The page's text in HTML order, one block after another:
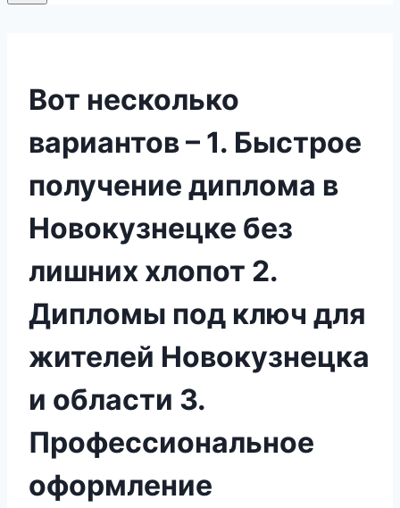
Вот несколько
вариантов – 1. Быстрое
получение диплома в
Новокузнецке без
лишних хлопот 2.
Дипломы под ключ для
жителей Новокузнецка
и области 3.
Профессиональное
оформление